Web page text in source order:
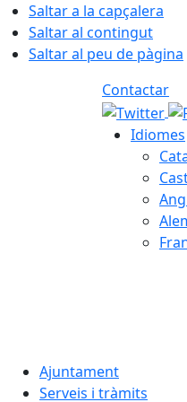
Saltar a la capçalera
Saltar al contingut
Saltar al peu de pàgina
Contactar
Idiomes
Ajuntament
Serveis i tràmits